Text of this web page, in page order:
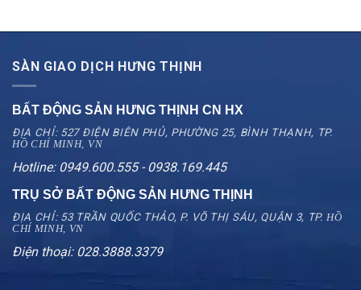
SÀN GIAO DỊCH HƯNG THỊNH
BẤT ĐỘNG SẢN HƯNG THỊNH CN HX
ĐỊA CHỈ: 527 ĐIỆN BIÊN PHỦ, PHƯỜNG 25, BÌNH THẠNH, TP.
HỒ CHÍ MINH, VN
Hotline: 0949.600.555 - 0938.169.445
TRỤ SỞ BẤT ĐỘNG SẢN HƯNG THỊNH
ĐỊA CHỈ: 53 TRẦN QUỐC THẢO, P. VÕ THỊ SÁU, QUẬN 3, TP.HỒ
CHÍ MINH, VN
Điện thoại: 028.3888.3379